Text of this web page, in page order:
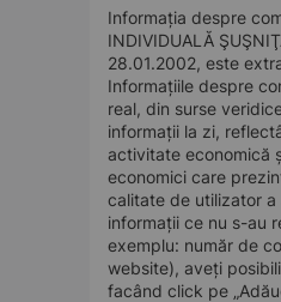
Informația despre
INDIVIDUALĂ
28.01.2002, este
Informațiile despre
real, din surse
informații la zi,
activitate economică
economici care
calitate de utilizator
informații ce nu s-au
exemplu: număr de
website), aveți
facând click pe